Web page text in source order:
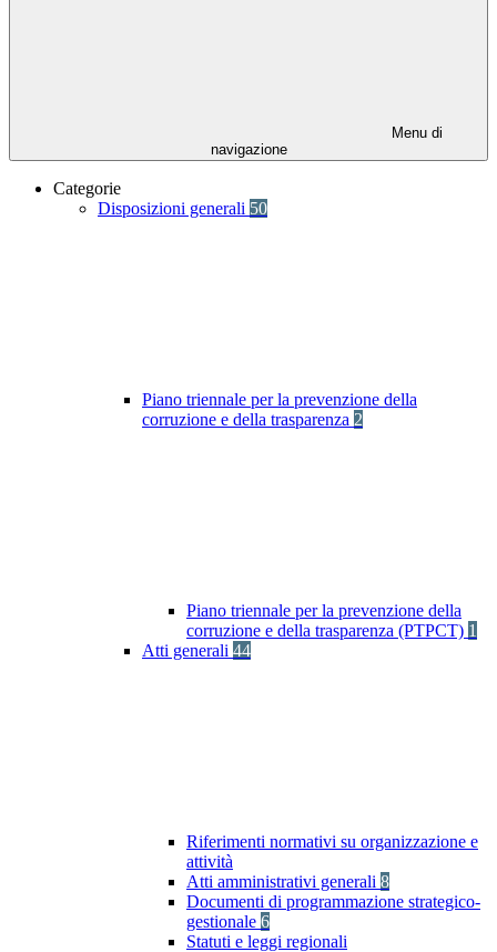
Menu di
navigazione
Categorie
Disposizioni generali 50
Piano triennale per la prevenzione della
corruzione e della trasparenza 2
Piano triennale per la prevenzione della
corruzione e della trasparenza (PTPCT) 1
Atti generali 44
Riferimenti normativi su organizzazione e
attività
Atti amministrativi generali 8
Documenti di programmazione strategico-
gestionale 6
Statuti e leggi regionali